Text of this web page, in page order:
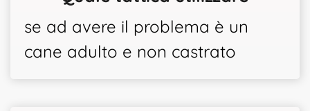
se ad avere il problema è un
cane adulto e non castrato